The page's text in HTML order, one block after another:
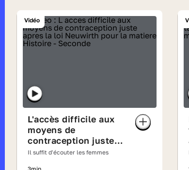
Vidéo
L'accès difficile aux
moyens de
contraception juste
après la loi Neuwirth
Il suffit d'écouter les femmes